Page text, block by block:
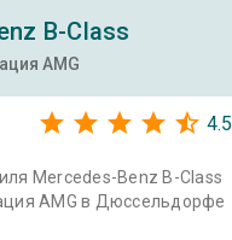
B-Class
AMG
4.5
Mercedes-Benz B-Class
AMG в Дюссельдорфе